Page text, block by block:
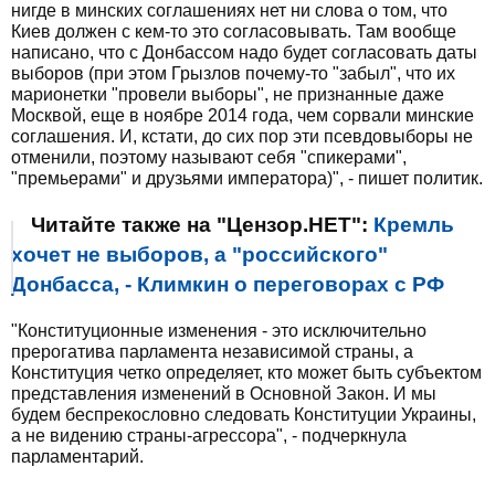
нигде в минских соглашениях нет ни слова о том, что
Киев должен с кем-то это согласовывать. Там вообще
написано, что с Донбассом надо будет согласовать даты
выборов (при этом Грызлов почему-то "забыл", что их
марионетки "провели выборы", не признанные даже
Москвой, еще в ноябре 2014 года, чем сорвали минские
соглашения. И, кстати, до сих пор эти псевдовыборы не
отменили, поэтому называют себя "спикерами",
"премьерами" и друзьями императора)", - пишет политик.
Читайте также на "Цензор.НЕТ": Кремль
хочет не выборов, а "российского"
Донбасса, - Климкин о переговорах с РФ
"Конституционные изменения - это исключительно
прерогатива парламента независимой страны, а
Конституция четко определяет, кто может быть субъектом
представления изменений в Основной Закон. И мы
будем беспрекословно следовать Конституции Украины,
а не видению страны-агрессора", - подчеркнула
парламентарий.